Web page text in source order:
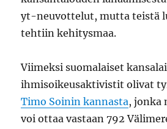
yt-neuvottelut, mutta teistä
tehtiin kehitysmaa.
Viimeksi suomalaiset
ihmisoikeusaktivistit olivat
Timo Soinin kannasta, jonka
voi ottaa vastaan 792